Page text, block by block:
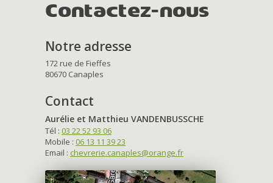
Contactez-nous
Notre adresse
172 rue de Fieffes
80670 Canaples
Contact
Aurélie et Matthieu VANDENBUSSCHE
Tél : 03 22 52 93 06
Mobile : 06 13 11 39 23
Email : chevrerie.canaples@orange.fr